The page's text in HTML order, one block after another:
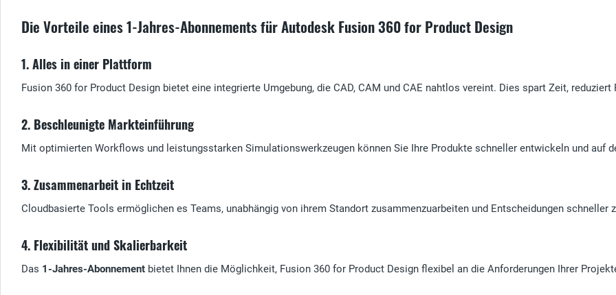
Die Vorteile eines 1-Jahres-Abonnements für Autodesk Fusion 360 for Product Design
1. Alles in einer Plattform
Fusion 360 for Product Design bietet eine integrierte Umgebung, die CAD, CAM und CAE nahtlos vereint. Dies spart Zeit, reduziert
2. Beschleunigte Markteinführung
Mit optimierten Workflows und leistungsstarken Simulationswerkzeugen können Sie Ihre Produkte schneller entwickeln und auf
3. Zusammenarbeit in Echtzeit
Cloudbasierte Tools ermöglichen es Teams, unabhängig von ihrem Standort zusammenzuarbeiten und Entscheidungen schneller
4. Flexibilität und Skalierbarkeit
Das 1-Jahres-Abonnement bietet Ihnen die Möglichkeit, Fusion 360 for Product Design flexibel an die Anforderungen Ihrer